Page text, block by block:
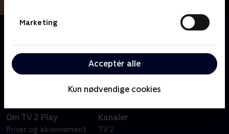
Marketing
Acceptér alle
Kun nødvendige cookies
Om 24 stjerners julikalender
feriekoloni, hvor de skal kæmpe om at klare sig bedst
igennem sommerens mange udfordringer.
Om TV 2 Play
Priser og abonnement
Kanaler
TV 2